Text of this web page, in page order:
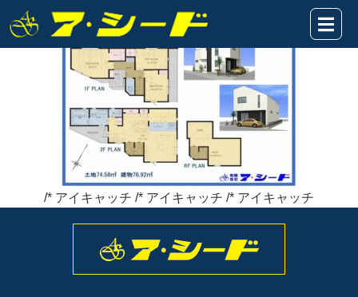
国立北★間取り 2024年04月02日
/* アイキャッチ /* アイキャッチ /* アイキャッチ